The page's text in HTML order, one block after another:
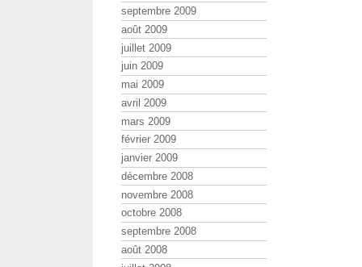
septembre 2009
août 2009
juillet 2009
juin 2009
mai 2009
avril 2009
mars 2009
février 2009
janvier 2009
décembre 2008
novembre 2008
octobre 2008
septembre 2008
août 2008